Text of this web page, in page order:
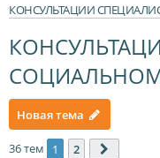
КОНСУЛЬТАЦИИ
Новая тема
36 тем 1 2